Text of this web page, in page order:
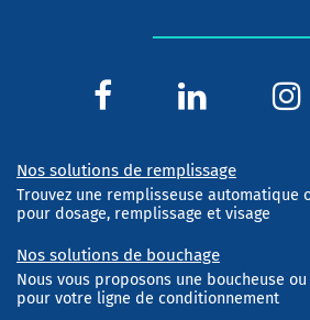
Nos solutions de remplissage
Trouvez une remplisseuse automatique
pour dosage, remplissage et visage
Nos solutions de bouchage
Nous vous proposons une boucheuse
pour votre ligne de conditionnement